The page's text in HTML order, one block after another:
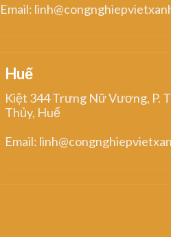
Email:
Huế
Kiệt 344 Trưng Nữ Vương, P.
Thủy, Huế
Email: